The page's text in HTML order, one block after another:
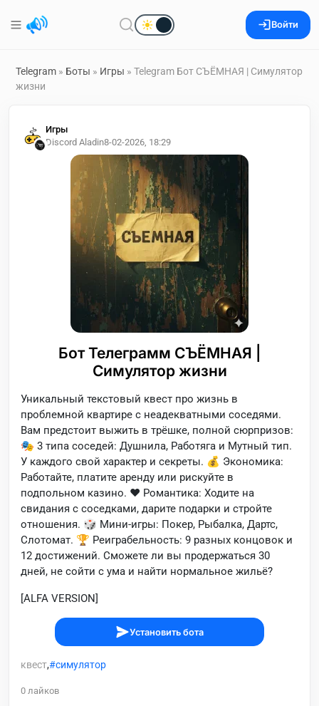
Войти
Telegram » Боты » Игры » Telegram Бот СЪЁМНАЯ | Симулятор
жизни
Игры
Discord Aladin8-02-2026, 18:29
Бот Телеграмм СЪЁМНАЯ |
Симулятор жизни
Уникальный текстовый квест про жизнь в
проблемной квартире с неадекватными соседями.
Вам предстоит выжить в трёшке, полной сюрпризов:
🎭 3 типа соседей: Душнила, Работяга и Мутный тип.
У каждого свой характер и секреты. 💰 Экономика:
Работайте, платите аренду или рискуйте в
подпольном казино. ❤️ Романтика: Ходите на
свидания с соседками, дарите подарки и стройте
отношения. 🎲 Мини-игры: Покер, Рыбалка, Дартс,
Слотомат. 🏆 Реиграбельность: 9 разных концовок и
12 достижений. Сможете ли вы продержаться 30
дней, не сойти с ума и найти нормальное жильё?
[ALFA VERSION]
Установить бота
квест, симулятор
0 лайков